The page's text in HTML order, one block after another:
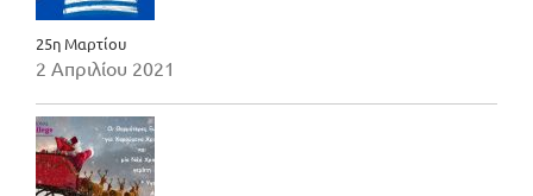
25η Μαρτίου
2 Απριλίου 2021